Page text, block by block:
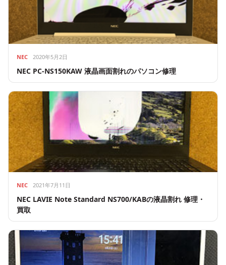
NEC 2020年5月2日
NEC PC-NS150KAW 液晶画面割れのパソコン修理
NEC 2021年7月11日
NEC LAVIE Note Standard NS700/​KABの液晶割れ 修理・
買取